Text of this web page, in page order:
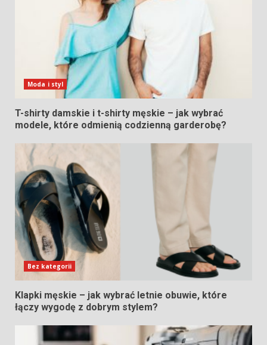
Moda i styl
T-shirty damskie i t-shirty męskie – jak wybrać
modele, które odmienią codzienną garderobę?
Bez kategorii
Klapki męskie – jak wybrać letnie obuwie, które
łączy wygodę z dobrym stylem?